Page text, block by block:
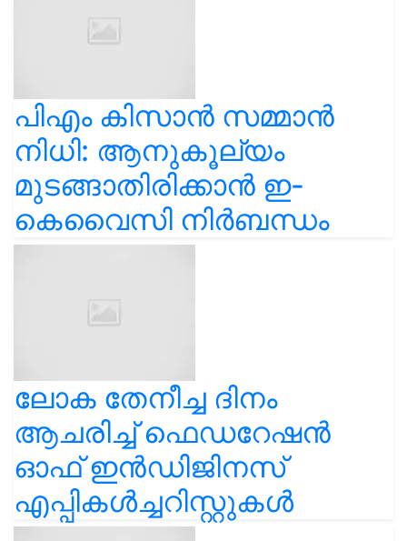
പിഎം കിസാൻ സമ്മാൻ
നിധി: ആനുകൂല്യം
മുടങ്ങാതിരിക്കാൻ ഇ-
കെവൈസി നിർബന്ധം
ലോക തേനീച്ച ദിനം
ആചരിച്ച് ഫെഡറേഷൻ
ഓഫ് ഇൻഡിജിനസ്
എപ്പികൾച്ചറിസ്റ്റുകൾ